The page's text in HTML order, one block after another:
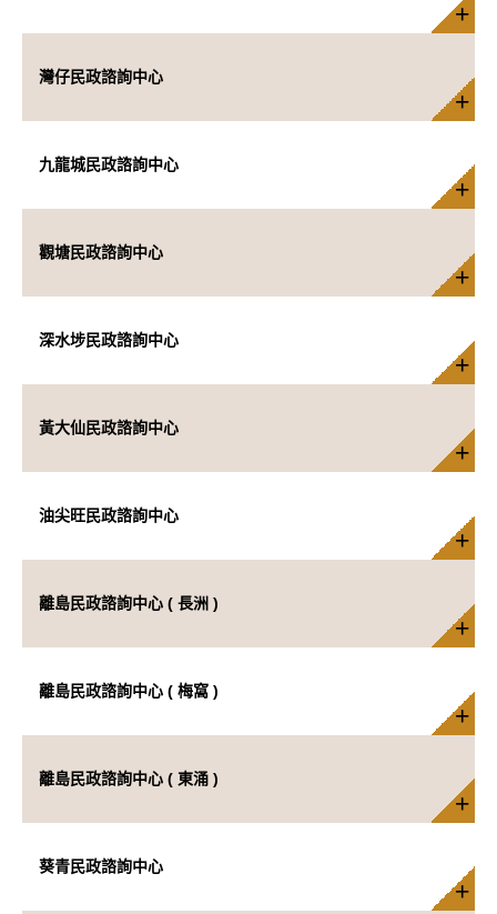
灣仔民政諮詢中心
九龍城民政諮詢中心
觀塘民政諮詢中心
深水埗民政諮詢中心
黃大仙民政諮詢中心
油尖旺民政諮詢中心
離島民政諮詢中心 ( 長洲 )
離島民政諮詢中心 ( 梅窩 )
離島民政諮詢中心 ( 東涌 )
葵青民政諮詢中心